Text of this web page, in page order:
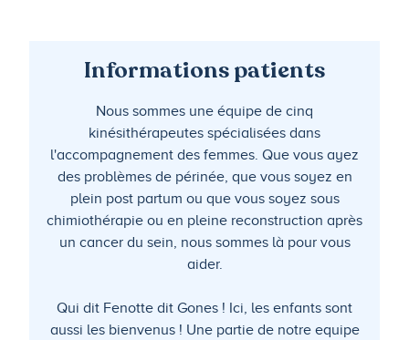
Informations patients
Nous sommes une équipe de cinq
kinésithérapeutes spécialisées dans
l'accompagnement des femmes. Que vous ayez
des problèmes de périnée, que vous soyez en
plein post partum ou que vous soyez sous
chimiothérapie ou en pleine reconstruction après
un cancer du sein, nous sommes là pour vous
aider.
Qui dit Fenotte dit Gones ! Ici, les enfants sont
aussi les bienvenus ! Une partie de notre equipe